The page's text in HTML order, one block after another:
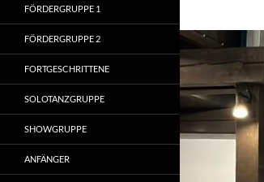
FÖRDERGRUPPE 1
FÖRDERGRUPPE 2
FORTGESCHRITTENE
SOLOTANZGRUPPE
SHOWGRUPPE
ANFÄNGER